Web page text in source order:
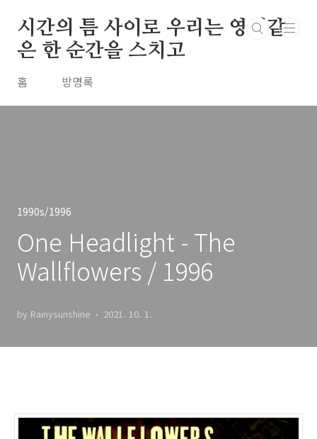
시간의 틈 사이로 우리는 영원같
은 한 순간을 스치고
홈 방명록
1990s/1996
One Headlight - The
Wallflowers / 1996
by Rainysunshine 2021. 10. 1.